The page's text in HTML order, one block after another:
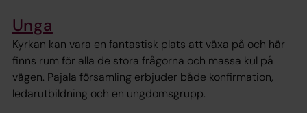
Unga
Kyrkan kan vara en fantastisk plats att växa på och här
finns rum för alla de stora frågorna och massa kul på
vägen. Pajala församling erbjuder både konfirmation,
ledarutbildning och en ungdomsgrupp.